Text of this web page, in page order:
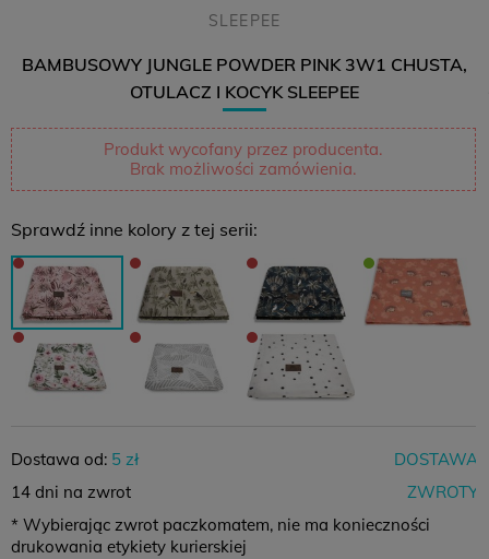
SLEEPEE
BAMBUSOWY JUNGLE POWDER PINK 3W1 CHUSTA,
OTULACZ I KOCYK SLEEPEE
Produkt wycofany przez producenta.
Brak możliwości zamówienia.
Sprawdź inne kolory z tej serii:
Dostawa od: 5 zł
DOSTAWA
14 dni na zwrot
ZWROTY
* Wybierając zwrot paczkomatem, nie ma konieczności
drukowania etykiety kurierskiej